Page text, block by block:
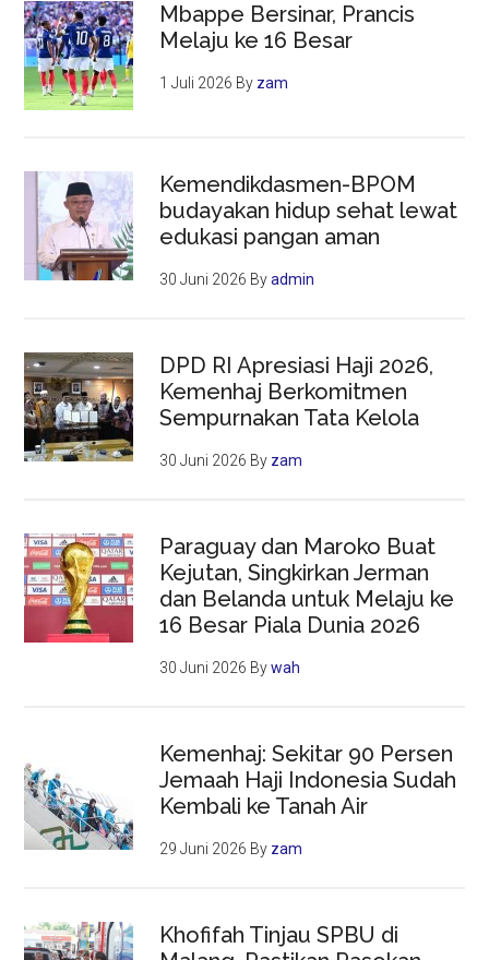
Mbappe Bersinar, Prancis
Melaju ke 16 Besar
1 Juli 2026 By zam
Kemendikdasmen-BPOM
budayakan hidup sehat lewat
edukasi pangan aman
30 Juni 2026 Byadmin
DPD RI Apresiasi Haji 2026,
Kemenhaj Berkomitmen
Sempurnakan Tata Kelola
30 Juni 2026 By zam
Paraguay dan Maroko Buat
Kejutan, Singkirkan Jerman
dan Belanda untuk Melaju ke
16 Besar Piala Dunia 2026
30 Juni 2026 Bywah
Kemenhaj: Sekitar 90 Persen
Jemaah Haji Indonesia Sudah
Kembali ke Tanah Air
29 Juni 2026 By zam
Khofifah Tinjau SPBU di